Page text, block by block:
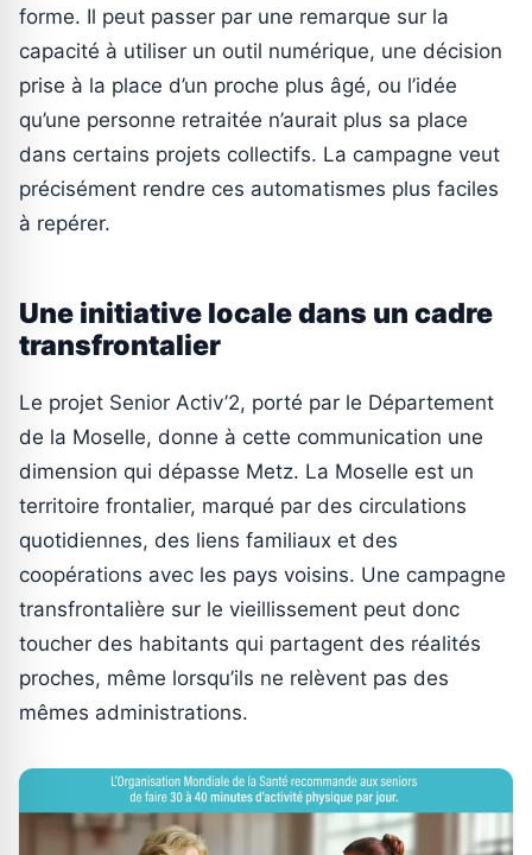
forme. Il peut passer par une remarque sur la
capacité à utiliser un outil numérique, une décision
prise à la place d’un proche plus âgé, ou l’idée
qu’une personne retraitée n’aurait plus sa place
dans certains projets collectifs. La campagne veut
précisément rendre ces automatismes plus faciles
à repérer.
Une initiative locale dans un cadre
transfrontalier
Le projet Senior Activ’2, porté par le Département
de la Moselle, donne à cette communication une
dimension qui dépasse Metz. La Moselle est un
territoire frontalier, marqué par des circulations
quotidiennes, des liens familiaux et des
coopérations avec les pays voisins. Une campagne
transfrontalière sur le vieillissement peut donc
toucher des habitants qui partagent des réalités
proches, même lorsqu’ils ne relèvent pas des
mêmes administrations.